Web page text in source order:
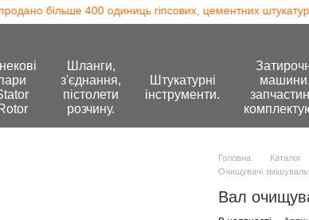
більше 400 одиниць гіпсових, цементних
Шланги,
з'єднання,
пістолети
розчину.
Штукатурні
інструменти.
машини,
Головна Каталог
Очищувачі
Вал